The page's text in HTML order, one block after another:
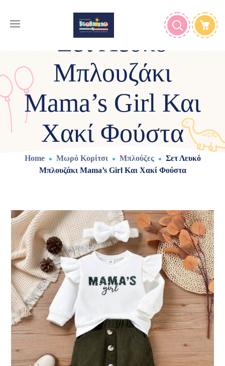
Σετ Λευκό
Μπλουζάκι
Mama’s Girl Και
Χακί Φούστα
Home Μωρό Κορίτσι Μπλούζες
Σετ Λευκό
Μπλουζάκι Mama’s Girl Και Χακί Φούστα